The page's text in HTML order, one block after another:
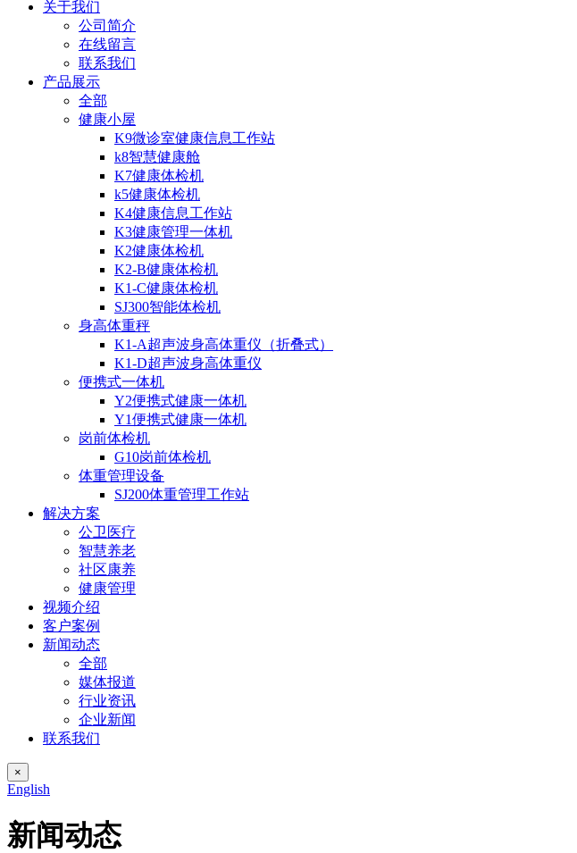
关于我们
公司简介
在线留言
联系我们
产品展示
全部
健康小屋
K9微诊室健康信息工作站
k8智慧健康舱
K7健康体检机
k5健康体检机
K4健康信息工作站
K3健康管理一体机
K2健康体检机
K2-B健康体检机
K1-C健康体检机
SJ300智能体检机
身高体重秤
K1-A超声波身高体重仪（折叠式）
K1-D超声波身高体重仪
便携式一体机
Y2便携式健康一体机
Y1便携式健康一体机
岗前体检机
G10岗前体检机
体重管理设备
SJ200体重管理工作站
解决方案
公卫医疗
智慧养老
社区康养
健康管理
视频介绍
客户案例
新闻动态
全部
媒体报道
行业资讯
企业新闻
联系我们
×
English
新闻动态